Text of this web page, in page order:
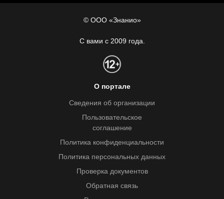
© ООО «Знанио»
С вами с 2009 года.
О портале
Сведения об организации
Пользовательское
соглашение
Политика конфиденциальности
Политика персональных данных
Проверка документов
Обратная связь